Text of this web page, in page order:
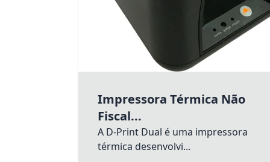
Impressora Térmica Não
Fiscal...
A D-Print Dual é uma impressora
térmica desenvolvi...